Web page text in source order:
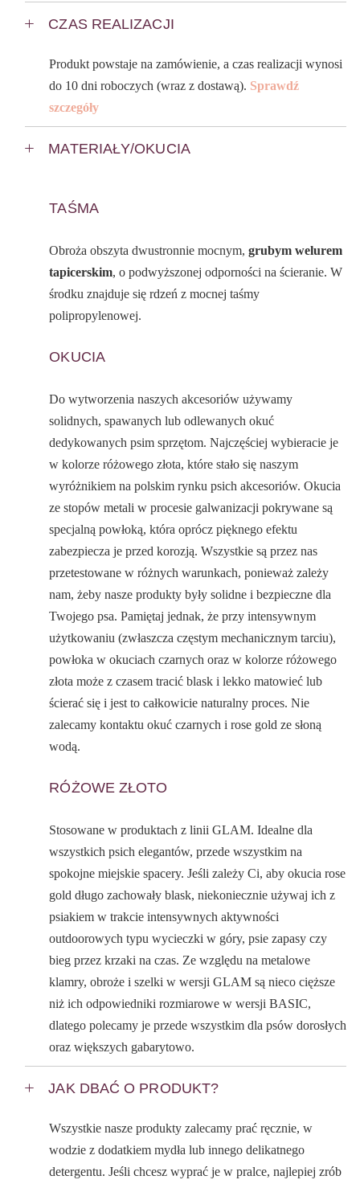
CZAS REALIZACJI
Produkt powstaje na zamówienie, a czas realizacji wynosi
do 10 dni roboczych (wraz z dostawą). Sprawdź
szczegóły
MATERIAŁY/OKUCIA
TAŚMA
Obroża obszyta dwustronnie mocnym, grubym welurem
tapicerskim, o podwyższonej odporności na ścieranie. W
środku znajduje się rdzeń z mocnej taśmy
polipropylenowej.
OKUCIA
Do wytworzenia naszych akcesoriów używamy
solidnych, spawanych lub odlewanych okuć
dedykowanych psim sprzętom. Najczęściej wybieracie je
w kolorze różowego złota, które stało się naszym
wyróżnikiem na polskim rynku psich akcesoriów. Okucia
ze stopów metali w procesie galwanizacji pokrywane są
specjalną powłoką, która oprócz pięknego efektu
zabezpiecza je przed korozją. Wszystkie są przez nas
przetestowane w różnych warunkach, ponieważ zależy
nam, żeby nasze produkty były solidne i bezpieczne dla
Twojego psa. Pamiętaj jednak, że przy intensywnym
użytkowaniu (zwłaszcza częstym mechanicznym tarciu),
powłoka w okuciach czarnych oraz w kolorze różowego
złota może z czasem tracić blask i lekko matowieć lub
ścierać się i jest to całkowicie naturalny proces. Nie
zalecamy kontaktu okuć czarnych i rose gold ze słoną
wodą.
RÓŻOWE ZŁOTO
Stosowane w produktach z linii GLAM. Idealne dla
wszystkich psich elegantów, przede wszystkim na
spokojne miejskie spacery. Jeśli zależy Ci, aby okucia rose
gold długo zachowały blask, niekoniecznie używaj ich z
psiakiem w trakcie intensywnych aktywności
outdoorowych typu wycieczki w góry, psie zapasy czy
bieg przez krzaki na czas. Ze względu na metalowe
klamry, obroże i szelki w wersji GLAM są nieco cięższe
niż ich odpowiedniki rozmiarowe w wersji BASIC,
dlatego polecamy je przede wszystkim dla psów dorosłych
oraz większych gabarytowo.
JAK DBAĆ O PRODUKT?
Wszystkie nasze produkty zalecamy prać ręcznie, w
wodzie z dodatkiem mydła lub innego delikatnego
detergentu. Jeśli chcesz wyprać je w pralce, najlepiej zrób